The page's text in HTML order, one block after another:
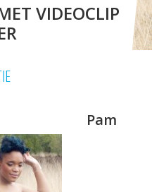
VIDEOCLIP
Pam